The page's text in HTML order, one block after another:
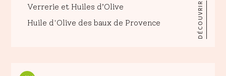
Verrerie et Huiles d’Olive
Huile d'Olive des baux de Provence
DÉCOUVRIR